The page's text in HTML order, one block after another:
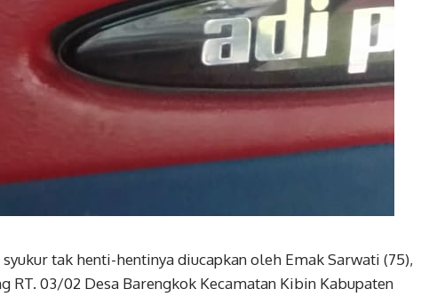
syukur tak henti-hentinya diucapkan oleh Emak Sarwati (75),
RT. 03/02 Desa Barengkok Kecamatan Kibin Kabupaten